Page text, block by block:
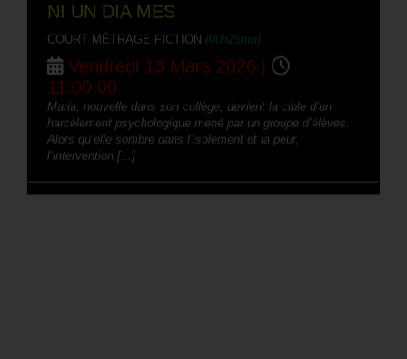
NI UN DIA MES
COURT MÉTRAGE FICTION (00h25mn)
Vendredi 13 Mars 2026 |
11:00:00
Maria, nouvelle dans son collège, devient la cible d’un
harcèlement psychologique mené par un groupe d’élèves.
Alors qu’elle sombre dans l’isolement et la peur,
l’intervention [...]